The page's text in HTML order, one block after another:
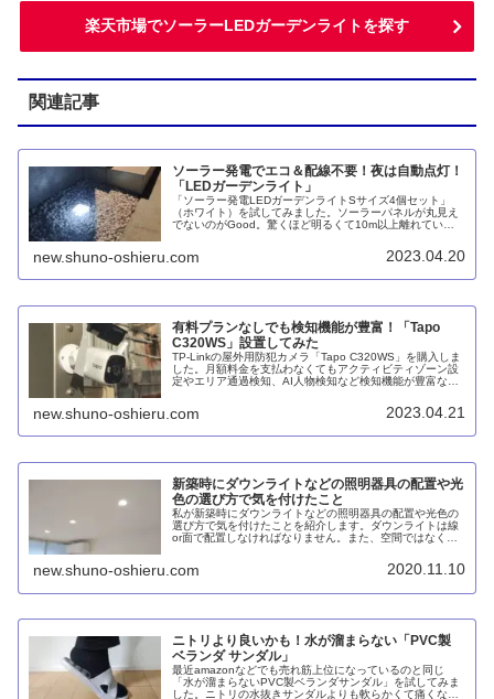
楽天市場でソーラーLEDガーデンライトを探す
関連記事
ソーラー発電でエコ＆配線不要！夜は自動点灯！
「LEDガーデンライト」
「ソーラー発電LEDガーデンライトSサイズ4個セット」
（ホワイト）を試してみました。ソーラーパネルが丸見え
でないのがGood。驚くほど明るくて10m以上離れていて
new.shuno-oshieru.com 2023.04.20
有料プランなしでも検知機能が豊富！「Tapo
C320WS」設置してみた
TP-Linkの屋外用防犯カメラ「Tapo C320WS」を購入しま
した。月額料金を支払わなくてもアクティビティゾーン設
定やエリア通過検知、AI人物検知など検知機能が豊富なの
new.shuno-oshieru.com 2023.04.21
新築時にダウンライトなどの照明器具の配置や光
色の選び方で気を付けたこと
私が新築時にダウンライトなどの照明器具の配置や光色の
選び方で気を付けたことを紹介します。ダウンライトは線
or面で配置しなければなりません。また、空間ではなく壁
ず、コストを抑えるためにもダウンライトは必要最小限に
しました。
new.shuno-oshieru.com 2020.11.10
ニトリより良いかも！水が溜まらない「PVC製
ベランダ サンダル」
最近amazonなどでも売れ筋上位になっているのと同じ
「水が溜まらないPVC製ベランダサンダル」を試してみま
した。ニトリの水抜きサンダルよりも軟らかくて痛くな